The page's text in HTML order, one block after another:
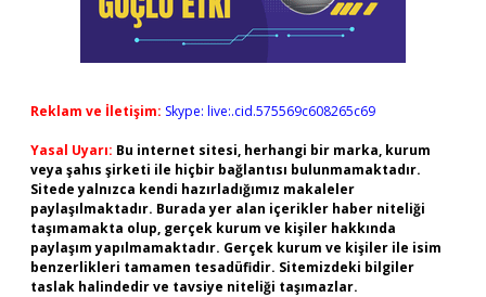
Reklam ve İletişim: Skype: live:.cid.575569c608265c69
Yasal Uyarı: Bu internet sitesi, herhangi bir marka, kurum
veya şahıs şirketi ile hiçbir bağlantısı bulunmamaktadır.
Sitede yalnızca kendi hazırladığımız makaleler
paylaşılmaktadır. Burada yer alan içerikler haber niteliği
taşımamakta olup, gerçek kurum ve kişiler hakkında
paylaşım yapılmamaktadır. Gerçek kurum ve kişiler ile isim
benzerlikleri tamamen tesadüfidir. Sitemizdeki bilgiler
taslak halindedir ve tavsiye niteliği taşımazlar.